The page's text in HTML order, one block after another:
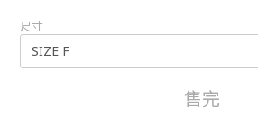
尺寸
售完